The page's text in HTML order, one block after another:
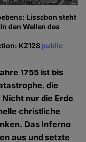
Lissabon steht
den Wellen des
KZ128 public
1755 ist bis
die
nur die Erde
christliche
Das Inferno
aus und setzte